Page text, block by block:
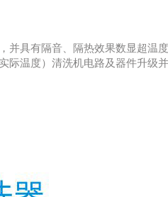
并具有隔音、隔热效果数显超温
际温度）清洗机电路及器件升级